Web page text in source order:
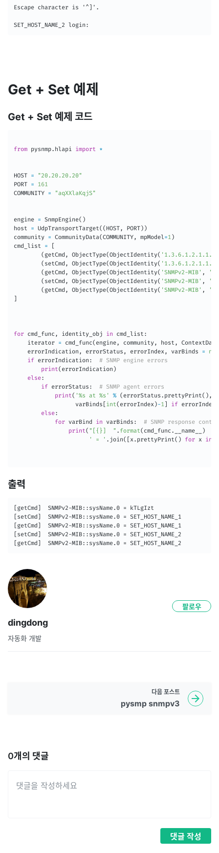
Escape character is '^]'.
SET_HOST_NAME_2 login:
Get + Set 예제
Get + Set 예제 코드
from pysnmp. hlapi import *
HOST =
"20.20.20.20"
PORT =
161
COMMUNITY = "aqXXlaKqjS"
engine = SnmpEngine( )
host = UdpTransportTarget( ( HOST, PORT) )
community = CommunityData(COMMUNITY, mpModel =1 )
cmd_list =
[
( getCmd , ObjectType(ObjectIdentity(
( setCmd , ObjectType(ObjectIdentity(
( getCmd , ObjectType(ObjectIdentity( 'SNMPv2-MIB' ,
( setCmd , ObjectType(ObjectIdentity( 'SNMPv2-MIB' ,
( getCmd , ObjectType(ObjectIdentity( 'SNMPv2-MIB' ,
]
for cmd_func , identity_obj in cmd_list :
    iterator
= cmd_func( engine, community, host ,
ContextData
    errorIndication
, errorStatus , errorIndex , varBinds =
if errorIndication :
# SNMP engine errors
print( errorIndication )
else:
if errorStatus :
# SNMP agent errors
print( '%s at %s' % ( errorStatus . prettyPrint( ) ,
                  varBinds
[int( errorIndex )-1 ] if errorIndex
else:
for varBind in varBinds :
# SNMP response
print( "[{}]  " . format( cmd_func . __name__ )
' = ' . join( [x . prettyPrint( ) for x in
출력
[getCmd]  SNMPv2-MIB::sysName.0 = kTLgIzt
[setCmd]  SNMPv2-MIB::sysName.0 = SET_HOST_NAME_1
[getCmd]  SNMPv2-MIB::sysName.0 = SET_HOST_NAME_1
[setCmd]  SNMPv2-MIB::sysName.0 = SET_HOST_NAME_2
dingdong
자동화 개발
팔로우
다음 포스트
pysmp snmpv3
0개의 댓글
댓글 작성